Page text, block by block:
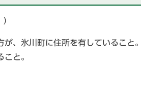
)
が、氷川町に住所を有していること
と。